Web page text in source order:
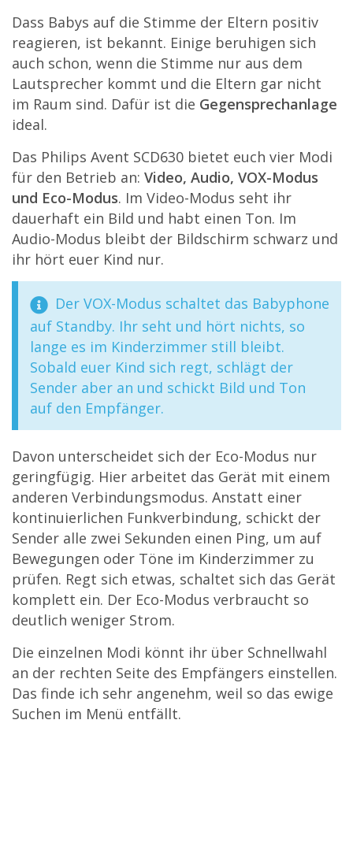
Dass Babys auf die Stimme der Eltern positiv
reagieren, ist bekannt. Einige beruhigen sich
auch schon, wenn die Stimme nur aus dem
Lautsprecher kommt und die Eltern gar nicht
im Raum sind. Dafür ist die Gegensprechanlage
ideal.
Das Philips Avent SCD630 bietet euch vier Modi
für den Betrieb an: Video, Audio, VOX-Modus
und Eco-Modus. Im Video-Modus seht ihr
dauerhaft ein Bild und habt einen Ton. Im
Audio-Modus bleibt der Bildschirm schwarz und
ihr hört euer Kind nur.
Der VOX-Modus schaltet das Babyphone
auf Standby. Ihr seht und hört nichts, so
lange es im Kinderzimmer still bleibt.
Sobald euer Kind sich regt, schlägt der
Sender aber an und schickt Bild und Ton
auf den Empfänger.
Davon unterscheidet sich der Eco-Modus nur
geringfügig. Hier arbeitet das Gerät mit einem
anderen Verbindungsmodus. Anstatt einer
kontinuierlichen Funkverbindung, schickt der
Sender alle zwei Sekunden einen Ping, um auf
Bewegungen oder Töne im Kinderzimmer zu
prüfen. Regt sich etwas, schaltet sich das Gerät
komplett ein. Der Eco-Modus verbraucht so
deutlich weniger Strom.
Die einzelnen Modi könnt ihr über Schnellwahl
an der rechten Seite des Empfängers einstellen.
Das finde ich sehr angenehm, weil so das ewige
Suchen im Menü entfällt.